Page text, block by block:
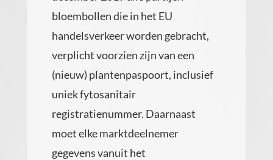
bloembollen die in het EU
handelsverkeer worden gebracht,
verplicht voorzien zijn van een
(nieuw) plantenpaspoort, inclusief
uniek fytosanitair
registratienummer. Daarnaast
moet elke marktdeelnemer
gegevens vanuit het